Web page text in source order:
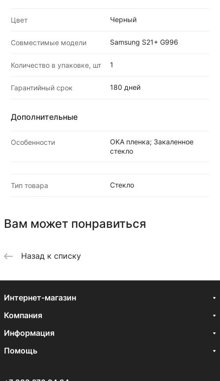
Цвет Черный
Совместимые модели Samsung S21+ G996
Количество в упаковке, шт 1
Гарантийный срок 180 дней
Дополнительные
Особенности
OKA пленка; Закаленное
стекло
Тип товара Стекло
Вам может понравиться
Назад к списку
Интернет-магазин
Компания
Информация
Помощь